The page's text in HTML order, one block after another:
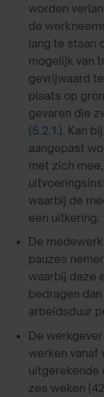
worden
de
lang te staan
mogelijk van
gevrijwaard
plaats op
gevaren die
(5.2.1.). Kan
aangepast
met zich
waarbij de
een uitkering.
De
pauzes
waarbij deze
bedragen
arbeidsduur
De
werken vanaf
uitgerekende
zes weken